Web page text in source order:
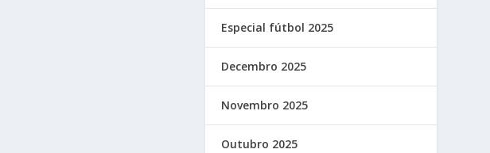
Especial fútbol 2025
Decembro 2025
Novembro 2025
Outubro 2025